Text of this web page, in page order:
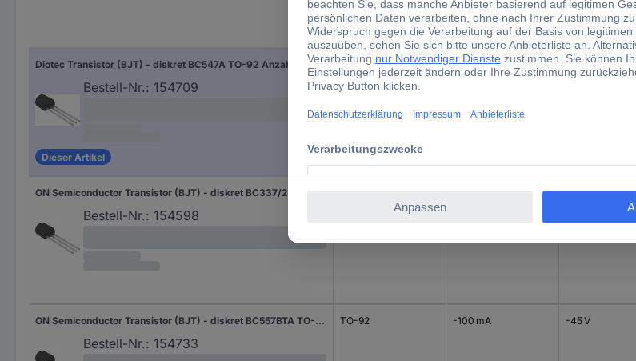
Gehäuse Collector-Strom I(C)
Kollektor-
U(CEO)
Diotec Transistor (BJT) - diskret BC547A TO-92 Anzahl Kanäle 1 NPN
Bestell-Nr.: 154709
Dieser Artikel
TO-92 100 mA 45 V
Bestell-Nr.: 154598
45 V
ON Semiconductor Transistor (BJT) - diskret BC557BTA TO-92 Anzahl Kanäle 1 PNP
Bestell-Nr.: 154733
TO-92 -100 mA -45 V